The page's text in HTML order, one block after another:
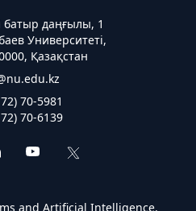
батыр даңғылы, 1
Университеті,
Қазақстан
70-5981
70-6139
and Artificial Intelligence.